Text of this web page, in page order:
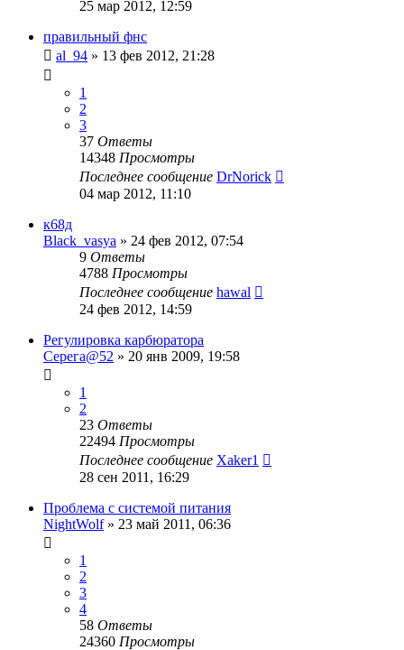
25 мар 2012, 12:59
правильный фнс
al_94 » 13 фев 2012, 21:28
1
2
3
37 Ответы
14348 Просмотры
Последнее сообщение DrNorick
04 мар 2012, 11:10
к68д
Black_vasya » 24 фев 2012, 07:54
9 Ответы
4788 Просмотры
Последнее сообщение hawal
24 фев 2012, 14:59
Регулировка карбюратора
Серега@52 » 20 янв 2009, 19:58
1
2
23 Ответы
22494 Просмотры
Последнее сообщение Xaker1
28 сен 2011, 16:29
Проблема с системой питания
NightWolf» 23 май 2011, 06:36
1
2
3
4
58 Ответы
24360 Просмотры